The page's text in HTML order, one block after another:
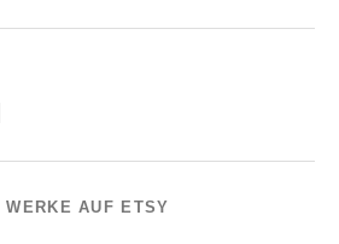
WERKE AUF ETSY